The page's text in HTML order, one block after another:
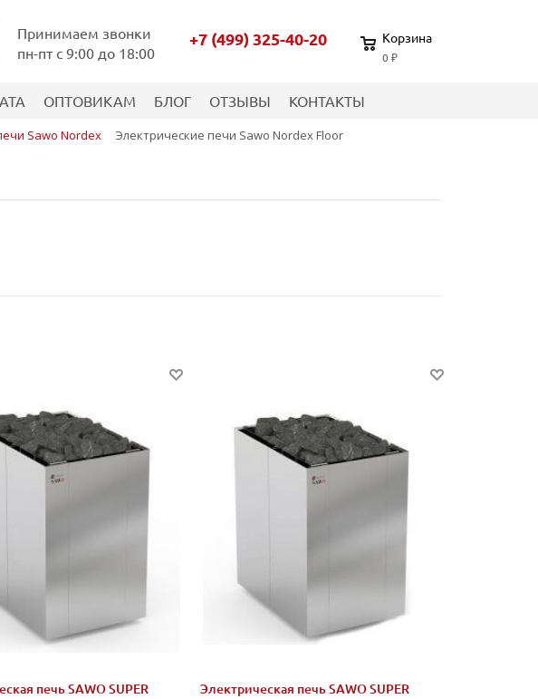
Принимаем звонки
пн-пт с 9:00 до 18:00
+7 (499) 325-40-20 Корзина
0 ₽
ОПТОВИКАМ БЛОГ ОТЗЫВЫ КОНТАКТЫ
Sawo Nordex Электрические печи Sawo Nordex Floor
печь SAWO SUPER
Электрическая печь SAWO SUPER